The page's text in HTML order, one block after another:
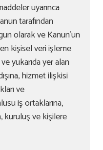
uyarınca
tarafından
olarak ve Kanun’un
kişisel veri işleme
yukarıda yer alan
hizmet ilişkisi
ve
iş ortaklarına,
kuruluş ve kişilere